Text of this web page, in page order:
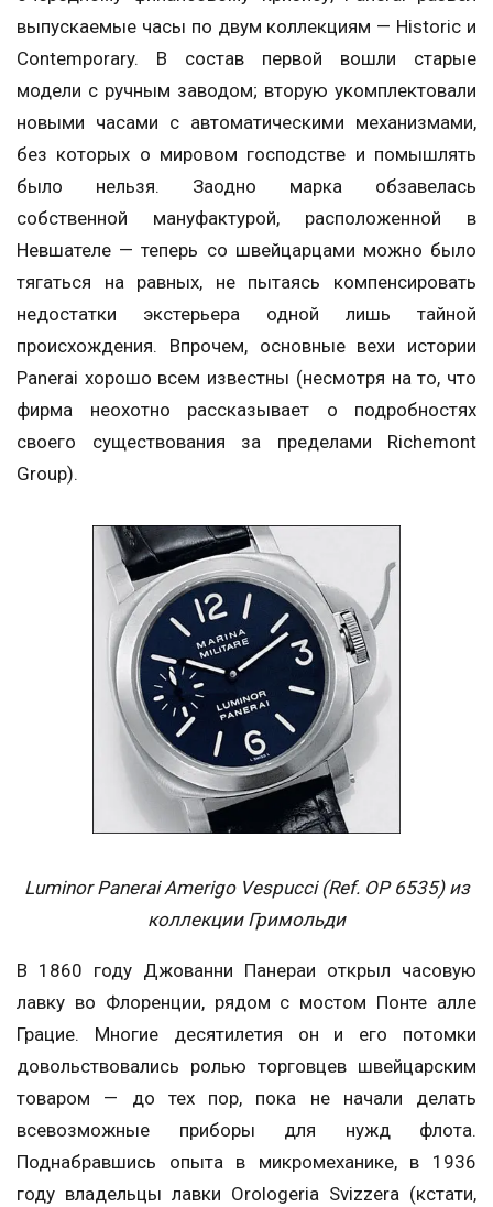
выпускаемые часы по двум коллекциям — Historic и
Contemporary. В состав первой вошли старые
модели с ручным заводом; вторую укомплектовали
новыми часами с автоматическими механизмами,
без которых о мировом господстве и помышлять
было нельзя. Заодно марка обзавелась
собственной мануфактурой, расположенной в
Невшателе — теперь со швейцарцами можно было
тягаться на равных, не пытаясь компенсировать
недостатки экстерьера одной лишь тайной
происхождения. Впрочем, основные вехи истории
Panerai хорошо всем известны (несмотря на то, что
фирма неохотно рассказывает о подробностях
своего существования за пределами Richemont
Group).
Luminor Panerai Amerigo Vespucci (Ref. OP 6535) из
коллекции Гримольди
В 1860 году Джованни Панераи открыл часовую
лавку во Флоренции, рядом с мостом Понте алле
Грацие. Многие десятилетия он и его потомки
довольствовались ролью торговцев швейцарским
товаром — до тех пор, пока не начали делать
всевозможные приборы для нужд флота.
Поднабравшись опыта в микромеханике, в 1936
году владельцы лавки Orologeria Svizzera (кстати,